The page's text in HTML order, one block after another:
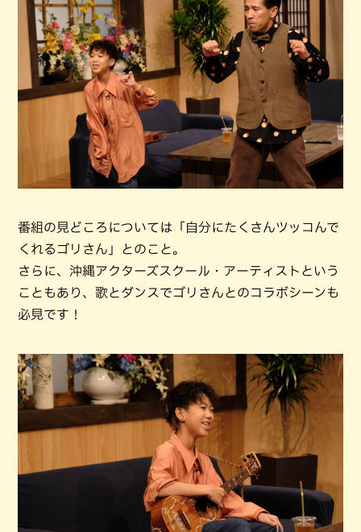
番組の見どころについては「自分にたくさんツッコんで
くれるゴリさん」とのこと。
さらに、沖縄アクターズスクール・アーティストという
こともあり、歌とダンスでゴリさんとのコラボシーンも
必見です！